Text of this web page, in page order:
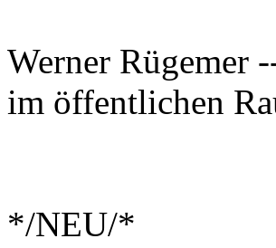
Werner Rügemer
im öffentlichen
*/NEU/*